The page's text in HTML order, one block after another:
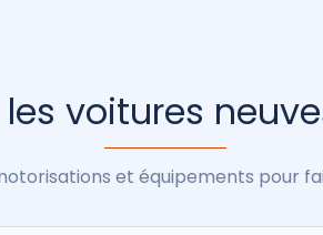
voitures
et équipements pour